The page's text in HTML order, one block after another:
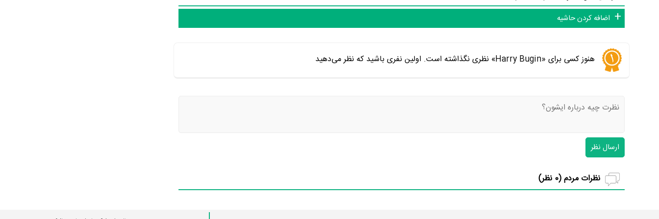
اضافه کردن حاشیه
هنوز کسی برای «Harry Bugin» نظری نگذاشته است. اولین نفری باشید که نظر می‌دهید
ارسال نظر
نظرات مردم (0 نظر)